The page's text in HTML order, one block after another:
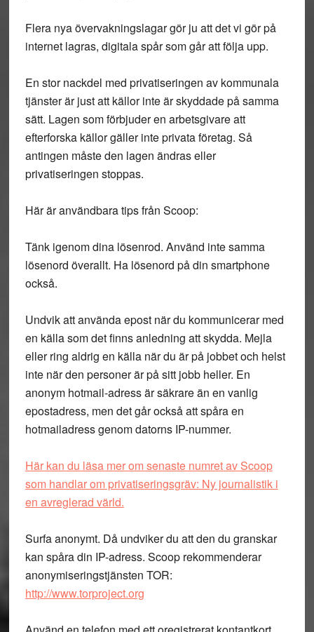
Flera nya övervakningslagar gör ju att det vi gör på
internet lagras, digitala spår som går att följa upp.
En stor nackdel med privatiseringen av kommunala
tjänster är just att källor inte är skyddade på samma
sätt. Lagen som förbjuder en arbetsgivare att
efterforska källor gäller inte privata företag. Så
antingen måste den lagen ändras eller
privatiseringen stoppas.
Här är användbara tips från Scoop:
Tänk igenom dina lösenrod. Använd inte samma
lösenord överallt. Ha lösenord på din smartphone
också.
Undvik att använda epost när du kommunicerar med
en källa som det finns anledning att skydda. Mejla
eller ring aldrig en källa när du är på jobbet och helst
inte när den personer är på sitt jobb heller. En
anonym hotmail-adress är säkrare än en vanlig
epostadress, men det går också att spåra en
hotmailadress genom datorns IP-nummer.
Här kan du läsa mer om senaste numret av Scoop
som handlar om privatiseringsgräv: Ny journalistik i
en avreglerad värld.
Surfa anonymt. Då undviker du att den du granskar
kan spåra din IP-adress. Scoop rekommenderar
anonymiseringstjänsten TOR:
http://www.torproject.org